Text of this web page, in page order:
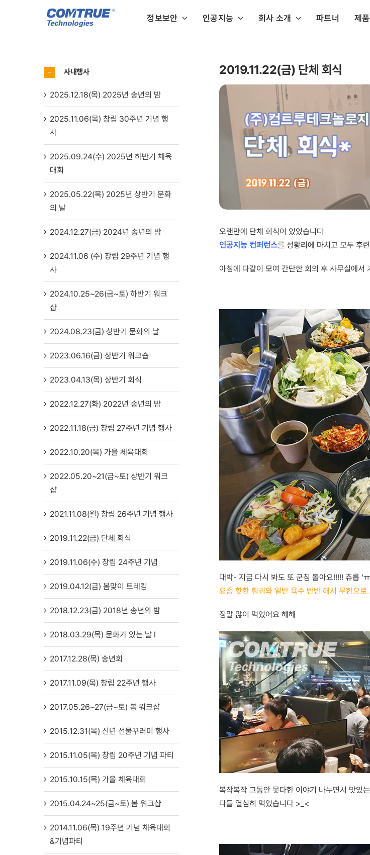
츠
정보보안
내PC지키미
출력물보안
매체보안(USB인증)
인공지능
비대면 본인확인 eKYC aiDee
AI OCR / 안면인식 솔루션
인공지능 문자인식 aiSee OCR
회사 소개 파트너 제
2019.11.22(금) 단체 회식
오랜만에 단체 회식이 있었습니다
인공지능 컨퍼런스를 성황리에 마치고 모두 후
아침에 다같이 모여 간단한 회의 후 사무실에서
대박- 지금 다시 봐도 또 군침 돌아요!!!!! 츄릅 ‘ㅠ
요즘 핫한 훠궈와 일반 육수 반반 해서 무한으로
정말 많이 먹었어요 헤헤
복작복작 그동안 못다한 이야기 나누면서 맛있
다들 열심히 먹었습니다 >_<
사내행사
2025.12.18(목) 2025년 송년의 밤
2025.11.06(목) 창립 30주년 기념 행
사
2025.09.24(수) 2025년 하반기 체육
대회
2025.05.22(목) 2025년 상반기 문화
의 날
2024.12.27(금) 2024년 송년의 밤
2024.11.06 (수) 창립 29주년 기념 행
사
2024.10.25~26(금~토) 하반기 워크
샵
2024.08.23(금) 상반기 문화의 날
2023.06.16(금) 상반기 워크숍
2023.04.13(목) 상반기 회식
2022.12.27(화) 2022년 송년의 밤
2022.11.18(금) 창립 27주년 기념 행사
2022.10.20(목) 가을 체육대회
2022.05.20~21(금~토) 상반기 워크
샵
2021.11.08(월) 창립 26주년 기념 행사
2019.11.22(금) 단체 회식
2019.11.06(수) 창립 24주년 기념
2019.04.12(금) 봄맞이 트레킹
2018.12.23(금) 2018년 송년의 밤
2018.03.29(목) 문화가 있는 날 Ⅰ
2017.12.28(목) 송년회
2017.11.09(목) 창립 22주년 행사
2017.05.26~27(금~토) 봄 워크샵
2015.12.31(목) 신년 선물꾸러미 행사
2015.11.05(목) 창립 20주년 기념 파티
2015.10.15(목) 가을 체육대회
2015.04.24~25(금~토) 봄 워크샵
2014.11.06(목) 19주년 기념 체육대회
&기념파티